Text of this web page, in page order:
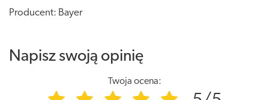
Producent: Bayer
Napisz swoją opinię
Twoja ocena: